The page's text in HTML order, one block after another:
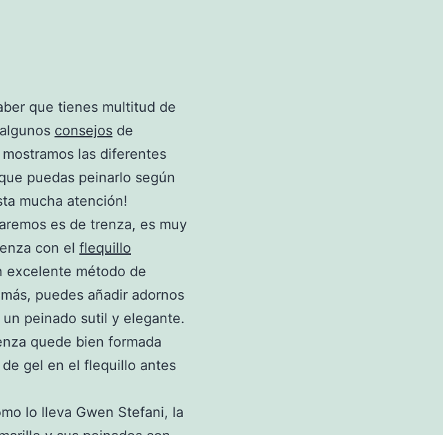
que tienes multitud de
consejos de
las diferentes
puedas peinarlo según
mucha atención!
es de trenza, es muy
con el flequillo
excelente método de
puedes añadir adornos
peinado sutil y elegante.
quede bien formada
gel en el flequillo antes
lo lleva Gwen Stefani, la